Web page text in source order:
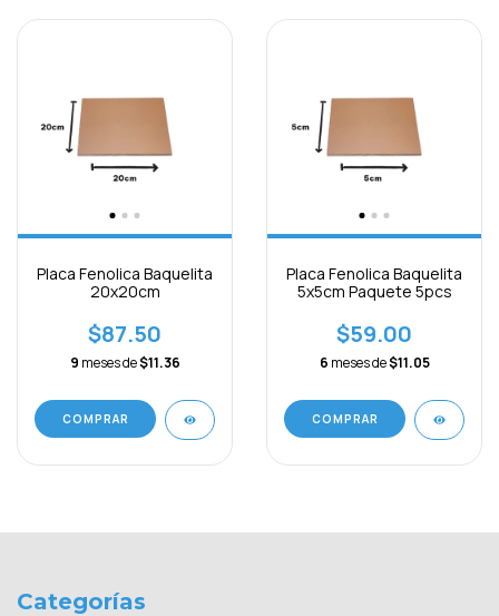
Placa Fenolica Baquelita
20x20cm
$87.50
9 meses de$11.36
Placa Fenolica Baquelita
5x5cm Paquete 5pcs
$59.00
6 meses de$11.05
Categorías